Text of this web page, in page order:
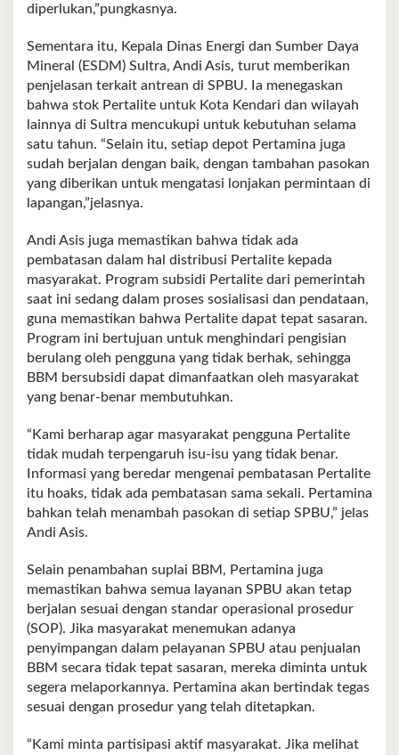
diperlukan,”pungkasnya.
Sementara itu, Kepala Dinas Energi dan Sumber Daya
Mineral (ESDM) Sultra, Andi Asis, turut memberikan
penjelasan terkait antrean di SPBU. Ia menegaskan
bahwa stok Pertalite untuk Kota Kendari dan wilayah
lainnya di Sultra mencukupi untuk kebutuhan selama
satu tahun. “Selain itu, setiap depot Pertamina juga
sudah berjalan dengan baik, dengan tambahan pasokan
yang diberikan untuk mengatasi lonjakan permintaan di
lapangan,”jelasnya.
Andi Asis juga memastikan bahwa tidak ada
pembatasan dalam hal distribusi Pertalite kepada
masyarakat. Program subsidi Pertalite dari pemerintah
saat ini sedang dalam proses sosialisasi dan pendataan,
guna memastikan bahwa Pertalite dapat tepat sasaran.
Program ini bertujuan untuk menghindari pengisian
berulang oleh pengguna yang tidak berhak, sehingga
BBM bersubsidi dapat dimanfaatkan oleh masyarakat
yang benar-benar membutuhkan.
“Kami berharap agar masyarakat pengguna Pertalite
tidak mudah terpengaruh isu-isu yang tidak benar.
Informasi yang beredar mengenai pembatasan Pertalite
itu hoaks, tidak ada pembatasan sama sekali. Pertamina
bahkan telah menambah pasokan di setiap SPBU,” jelas
Andi Asis.
Selain penambahan suplai BBM, Pertamina juga
memastikan bahwa semua layanan SPBU akan tetap
berjalan sesuai dengan standar operasional prosedur
(SOP). Jika masyarakat menemukan adanya
penyimpangan dalam pelayanan SPBU atau penjualan
BBM secara tidak tepat sasaran, mereka diminta untuk
segera melaporkannya. Pertamina akan bertindak tegas
sesuai dengan prosedur yang telah ditetapkan.
“Kami minta partisipasi aktif masyarakat. Jika melihat